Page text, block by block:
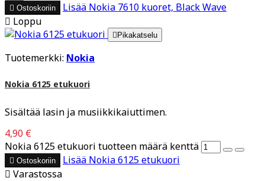
 Ostoskoriin Lisää Nokia 7610 kuoret, Black Wave
 Loppu
 Pikakatselu
Tuotemerkki: Nokia
Nokia 6125 etukuori
Sisältää lasin ja musiikkikaiuttimen.
4,90 €
Nokia 6125 etukuori tuotteen määrä kenttä
 Ostoskoriin Lisää Nokia 6125 etukuori
 Varastossa